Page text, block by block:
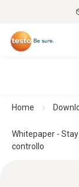
Home
Whitepaper -
controllo